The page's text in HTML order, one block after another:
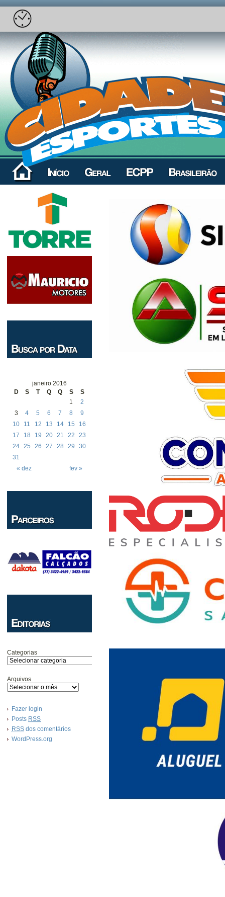
janeiro 2016
D
S T Q Q S S
« dez fev »
1
2
3
4 5 6 7 8
9
10
11 12 13 14 15
16
17
18 19 20 21 22
23
24 25 26 27 28 29
30
31
Categorias
Arquivos
Fazer login
Posts RSS
RSS dos comentários
WordPress.org